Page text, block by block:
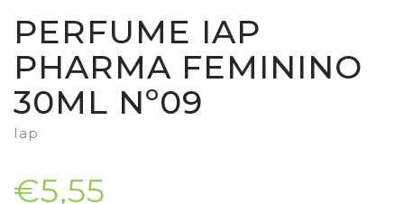
PERFUME IAP
PHARMA FEMININO
30ML Nº09
Iap
€5,55